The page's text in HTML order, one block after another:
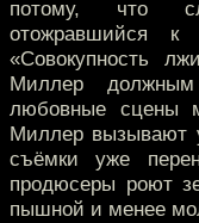
потому, что
отожравшийся
«Совокупность
Миллер
любовные сцены
Миллер вызывают
съёмки уже
продюсеры роют
пышной и менее